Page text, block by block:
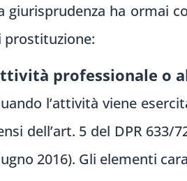
giurisprudenza ha ormai
prostituzione:
professionale o
l’attività viene
dell’art. 5 del DPR 633/
2016). Gli elementi